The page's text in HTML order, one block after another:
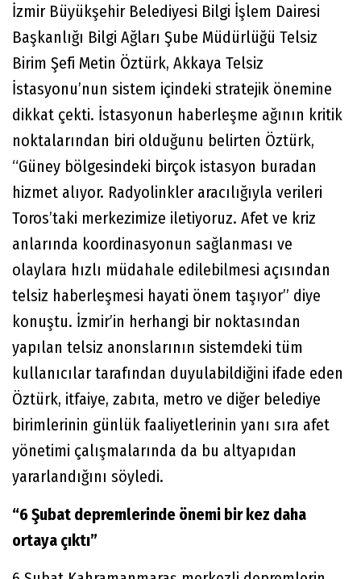
İzmir Büyükşehir Belediyesi Bilgi İşlem Dairesi
Başkanlığı Bilgi Ağları Şube Müdürlüğü Telsiz
Birim Şefi Metin Öztürk, Akkaya Telsiz
İstasyonu’nun sistem içindeki stratejik önemine
dikkat çekti. İstasyonun haberleşme ağının kritik
noktalarından biri olduğunu belirten Öztürk,
“Güney bölgesindeki birçok istasyon buradan
hizmet alıyor. Radyolinkler aracılığıyla verileri
Toros’taki merkezimize iletiyoruz. Afet ve kriz
anlarında koordinasyonun sağlanması ve
olaylara hızlı müdahale edilebilmesi açısından
telsiz haberleşmesi hayati önem taşıyor” diye
konuştu. İzmir’in herhangi bir noktasından
yapılan telsiz anonslarının sistemdeki tüm
kullanıcılar tarafından duyulabildiğini ifade eden
Öztürk, itfaiye, zabıta, metro ve diğer belediye
birimlerinin günlük faaliyetlerinin yanı sıra afet
yönetimi çalışmalarında da bu altyapıdan
yararlandığını söyledi.
“6 Şubat depremlerinde önemi bir kez daha
ortaya çıktı”